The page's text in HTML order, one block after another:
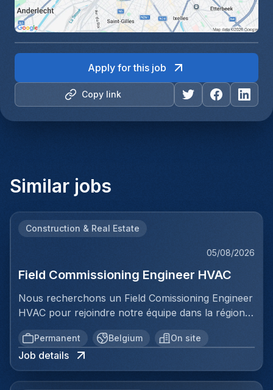
Copy link
Apply for this job
Similar jobs
Construction & Real Estate
05/08/2026
Field Commissioning Engineer HVAC
Nous recherchons un Field Comissioning Engineer
HVAC pour rejoindre notre équipe dans la région
de Bruxelles. Dans ce rôle, vous fournirez une
assistance technique sur site lors de la mise en
service et du démarrage des installations HVAC
pour nos clients. Vous serez responsable de
Permanent Belgium On site
Job details